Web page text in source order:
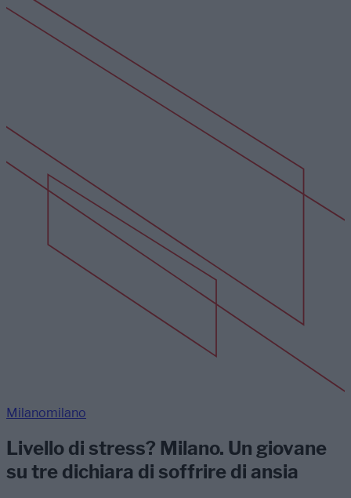
Milanomilano
Livello di stress? Milano. Un giovane
su tre dichiara di soffrire di ansia